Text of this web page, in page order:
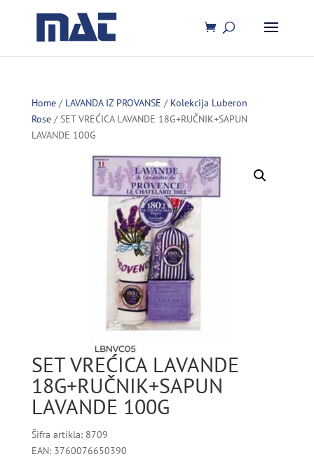
Home/ LAVANDA IZ PROVANSE / Kolekcija Luberon
Rose/ SET VREĆICA LAVANDE 18G+RUČNIK+SAPUN
LAVANDE 100G
SET VREĆICA LAVANDE
18G+RUČNIK+SAPUN
LAVANDE 100G
Šifra artikla: 8709
EAN: 3760076650390